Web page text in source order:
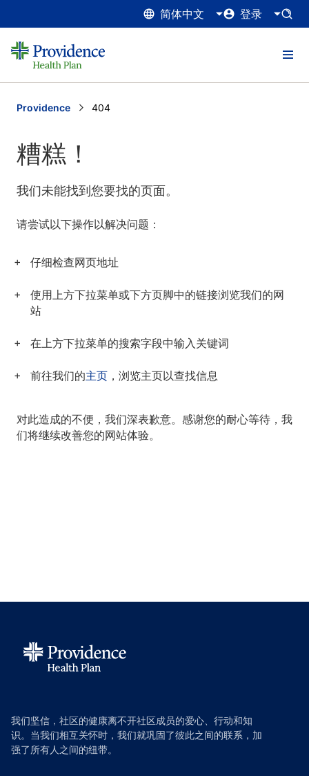
简体中文 登录
Providence Current:
404
糟糕！
我们未能找到您要找的页面。
请尝试以下操作以解决问题：
仔细检查网页地址
使用上方下拉菜单或下方页脚中的链接浏览我们的网
站
在上方下拉菜单的搜索字段中输入关键词
前往我们的主页 ，浏览主页以查找信息
对此造成的不便，我们深表歉意。感谢您的耐心等待，我
们将继续改善您的网站体验。
我们坚信，社区的健康离不开社区成员的爱心、行动和知
识。当我们相互关怀时，我们就巩固了彼此之间的联系，加
强了所有人之间的纽带。